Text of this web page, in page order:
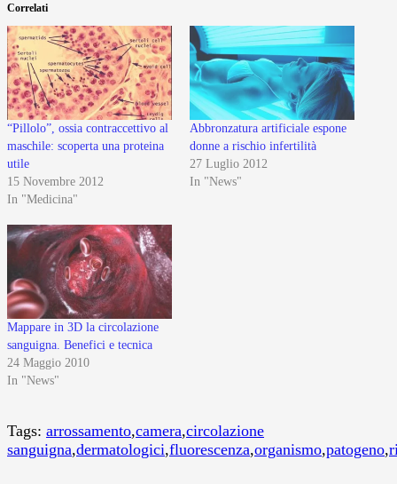
Correlati
“Pillolo”, ossia contraccettivo al
maschile: scoperta una proteina
utile
15 Novembre 2012
In "Medicina"
Abbronzatura artificiale espone
donne a rischio infertilità
27 Luglio 2012
In "News"
Mappare in 3D la circolazione
sanguigna. Benefici e tecnica
24 Maggio 2010
In "News"
Tags: arrossamento,camera,circolazione
sanguigna,dermatologici,fluorescenza,organismo,patogeno,